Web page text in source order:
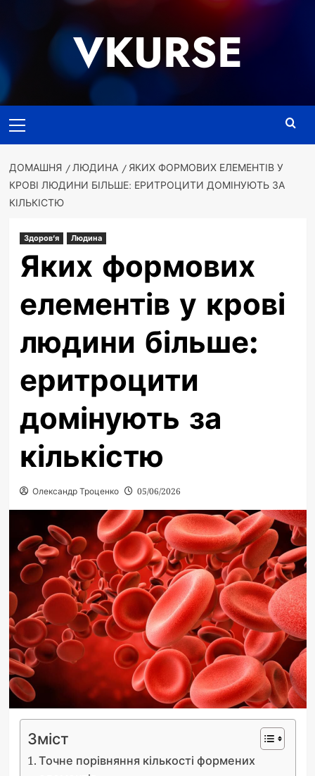
VKURSE
меню
ДОМАШНЯ ЛЮДИНА
ЯКИХ ФОРМОВИХ ЕЛЕМЕНТІВ У
КРОВІ ЛЮДИНИ БІЛЬШЕ: ЕРИТРОЦИТИ ДОМІНУЮТЬ ЗА
КІЛЬКІСТЮ
Здоров'я Людина
Яких формових
елементів у крові
людини більше:
еритроцити
домінують за
кількістю
Олександр Троценко 05/06/2026
Зміст
Точне порівняння кількості формених